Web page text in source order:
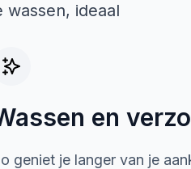
ideaal
en
geniet je langer van je